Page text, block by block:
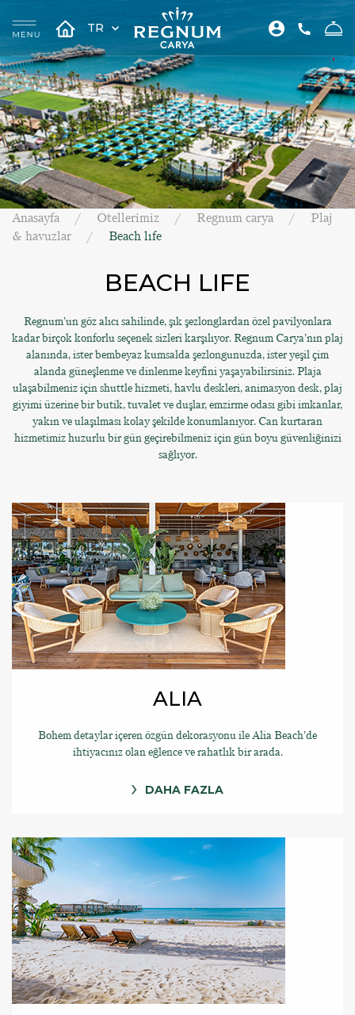
TR
Anasayfa Otellerimiz Regnum carya
Plaj
& havuzlar
Beach lıfe
BEACH LIFE
Regnum’un göz alıcı sahilinde, şık şezlonglardan özel pavilyonlara
kadar birçok konforlu seçenek sizleri karşılıyor. Regnum Carya’nın plaj
alanında, ister bembeyaz kumsalda şezlongunuzda, ister yeşil çim
alanda güneşlenme ve dinlenme keyfini yaşayabilirsiniz. Plaja
ulaşabilmeniz için shuttle hizmeti, havlu deskleri, animasyon desk, plaj
giyimi üzerine bir butik, tuvalet ve duşlar, emzirme odası gibi imkanlar,
yakın ve ulaşılması kolay şekilde konumlanıyor. Can kurtaran
hizmetimiz huzurlu bir gün geçirebilmeniz için gün boyu güvenliğinizi
sağlıyor.
ALIA
Bohem detaylar içeren özgün dekorasyonu ile Alia Beach’de
ihtiyacınız olan eğlence ve rahatlık bir arada.
DAHA FAZLA